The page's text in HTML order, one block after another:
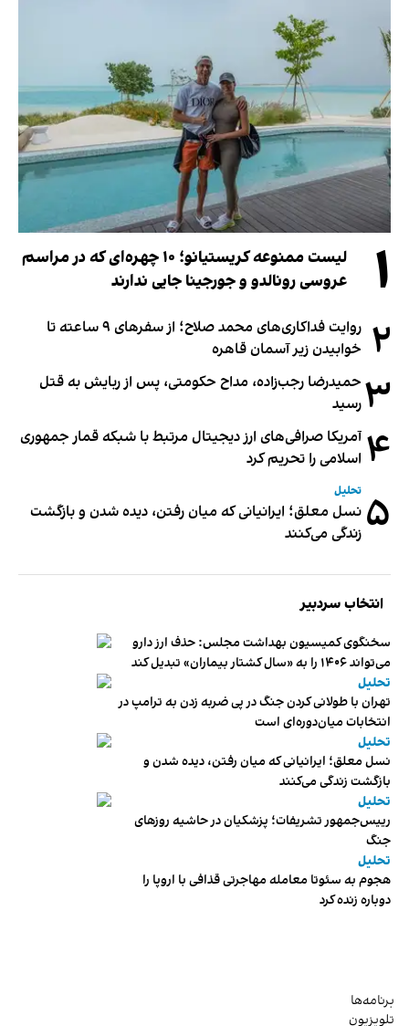
۱
لیست ممنوعه کریستیانو؛ ۱۰ چهره‌ای که در مراسم
عروسی رونالدو و جورجینا جایی ندارند
۲
روایت فداکاری‌های محمد صلاح؛ از سفرهای ۹ ساعته تا
خوابیدن زیر آسمان قاهره
۳ حمیدرضا رجب‌زاده، مداح حکومتی، پس از ربایش به قتل
رسید
۴ آمریکا صرافی‌های ارز دیجیتال مرتبط با شبکه قمار جمهوری
اسلامی را تحریم کرد
۵ تحلیل
نسل معلق؛ ایرانیانی که میان رفتن، دیده شدن و بازگشت
زندگی می‌کنند
انتخاب سردبیر
سخنگوی کمیسیون بهداشت مجلس: حذف ارز دارو
می‌تواند ۱۴۰۶ را به «سال کشتار بیماران» تبدیل کند
تحلیل
تهران با طولانی کردن جنگ در پی ضربه زدن به ترامپ در
انتخابات میان‌دوره‌ای است
تحلیل
نسل معلق؛ ایرانیانی که میان رفتن، دیده شدن و
بازگشت زندگی می‌کنند
تحلیل
رییس‌جمهور تشریفات؛ پزشکیان در حاشیه روزهای
جنگ
تحلیل
هجوم به سئوتا معامله مهاجرتی قذافی با اروپا را
دوباره زنده کرد
برنامه‌ها
تلویزیون